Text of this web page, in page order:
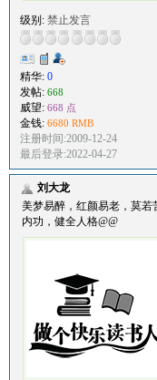
级别: 禁止发言
精华: 0
发帖: 668
威望: 668 点
金钱: 6680 RMB
注册时间:2009-12-24
最后登录:2022-04-27
刘大龙
美梦易醉，红颜易老，莫若
内功，健全人格@@